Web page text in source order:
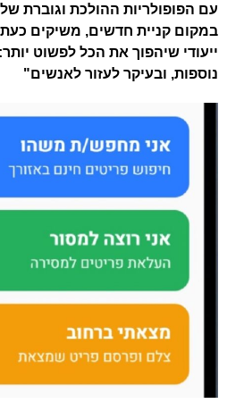
במקום קניית חדשים, משיקים כעת
ייעודי שיהפוך את הכל לפשוט
נוספות, ובעיקר לעזור לאנשים"